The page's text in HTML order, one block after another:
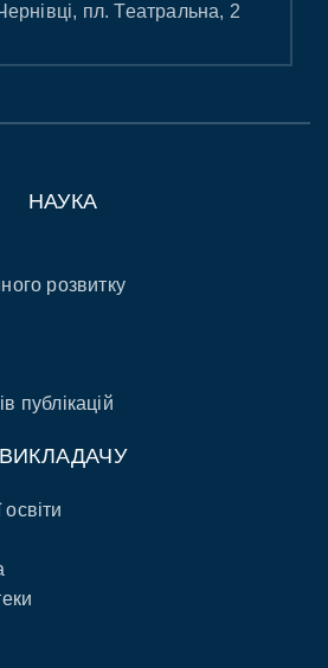
пл. Театральна, 2
НАУКА
розвитку
публікацій
ВИКЛАДАЧУ